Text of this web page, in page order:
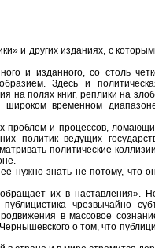
и других изданиях, с
и изданного, со столь
Здесь и
на полях книг, реплики на
временном
проблем и процессов,
политик ведущих
политические
нужно знать не потому, что
их в наставления».
чрезвычайно
в массовое
о том, что